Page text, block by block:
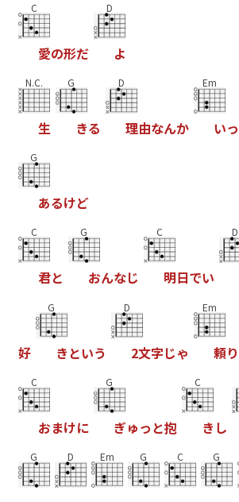
C
愛の形だ
D
よ
N.C.
生
G
きる
D
理由なんか
Em
いっ
G
あるけど
C
君と
G
おんなじ
C
明日でい
D
好
G
き という
D
2文字じゃ
Em
頼り
C
おまけに
G
ぎゅっ と抱
C
き し
G D Em G C G